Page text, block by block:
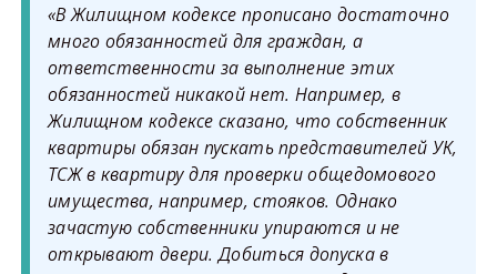
«В Жилищном кодексе прописано достаточно
много обязанностей для граждан, а
ответственности за выполнение этих
обязанностей никакой нет. Например, в
Жилищном кодексе сказано, что собственник
квартиры обязан пускать представителей УК,
ТСЖ в квартиру для проверки общедомового
имущества, например, стояков. Однако
зачастую собственники упираются и не
открывают двери. Добиться допуска в